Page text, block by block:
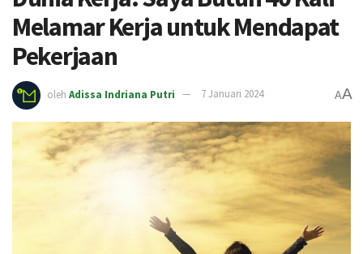
Melamar Kerja untuk Mendapat
Pekerjaan
oleh Adissa Indriana Putri 7 Januari 2024 AA